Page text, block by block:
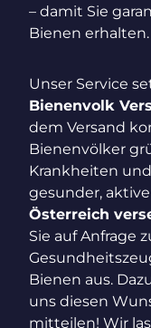
– damit Sie
Bienen erhalten.
Unser Service
Bienenvolk
dem Versand
Bienenvölker
Krankheiten
gesunder,
Österreich
Sie auf Anfrage
Bienen aus.
uns diesen
mitteilen! Wir